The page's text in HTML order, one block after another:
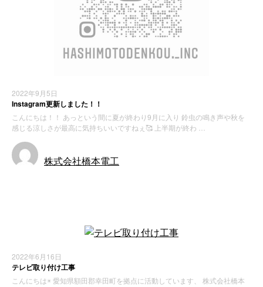
2022年9月5日
Instagram更新しました！！
こんにちは！！ あっという間に夏が終わり9月に入り 鈴虫の鳴き声や秋を
感じる涼しさが最高に気持ちいいですねぇ🥰 上半期が終わ …
株式会社橋本電工
2022年6月16日
テレビ取り付け工事
こんにちは☀️ 愛知県額田郡幸田町を拠点に活動しています、 株式会社橋本